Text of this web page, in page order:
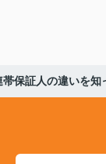
保証人の違いを